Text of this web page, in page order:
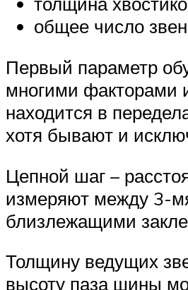
общее число
Первый параметр
многими факторами
находится в
хотя бывают и
Цепной шаг –
измеряют между 3-
близлежащими
Толщину ведущих
высоту паза шины